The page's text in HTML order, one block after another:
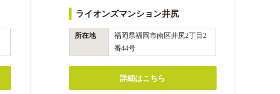
ライオンズマンション井尻
所在地
福岡県福岡市南区井尻2丁目2
番44号
詳細はこちら